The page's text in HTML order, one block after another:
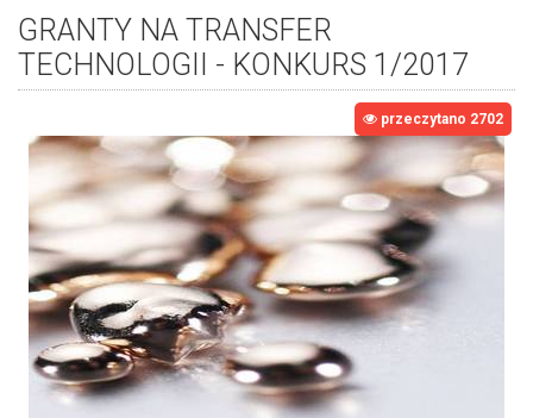
GRANTY NA TRANSFER
TECHNOLOGII - KONKURS 1/2017
przeczytano 2702